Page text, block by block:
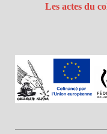
Les actes du